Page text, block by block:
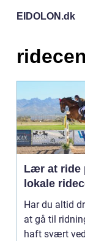
EIDOLON.dk
Lær at ride
lokale
Har du altid
at gå til
haft svært